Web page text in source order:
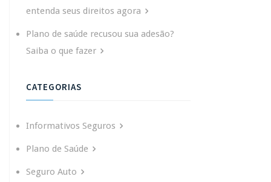
entenda seus direitos agora
Plano de saúde recusou sua adesão?
Saiba o que fazer
CATEGORIAS
Informativos Seguros
Plano de Saúde
Seguro Auto